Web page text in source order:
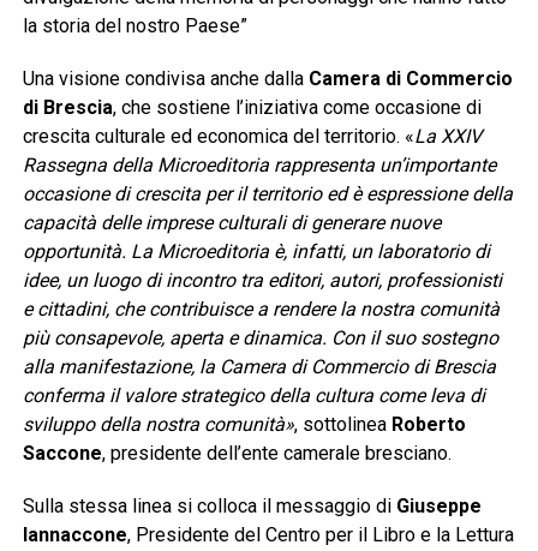
la storia del nostro Paese”
Una visione condivisa anche dalla Camera di Commercio
di Brescia, che sostiene l’iniziativa come occasione di
crescita culturale ed economica del territorio. «La XXIV
Rassegna della Microeditoria rappresenta un’importante
occasione di crescita per il territorio ed è espressione della
capacità delle imprese culturali di generare nuove
opportunità. La Microeditoria è, infatti, un laboratorio di
idee, un luogo di incontro tra editori, autori, professionisti
e cittadini, che contribuisce a rendere la nostra comunità
più consapevole, aperta e dinamica. Con il suo sostegno
alla manifestazione, la Camera di Commercio di Brescia
conferma il valore strategico della cultura come leva di
sviluppo della nostra comunità», sottolinea Roberto
Saccone, presidente dell’ente camerale bresciano.
Sulla stessa linea si colloca il messaggio di Giuseppe
Iannaccone, Presidente del Centro per il Libro e la Lettura